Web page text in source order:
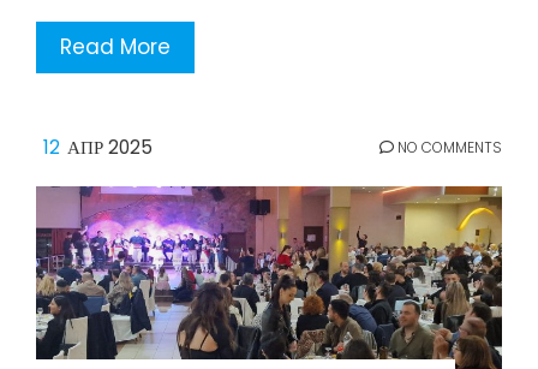
Read More
12 ΑΠΡ 2025 NO COMMENTS